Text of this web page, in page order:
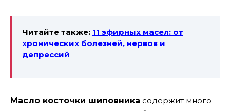
Читайте также: 11 эфирных масел: от
хронических болезней, нервов и
депрессий
Масло косточки шиповника содержит много